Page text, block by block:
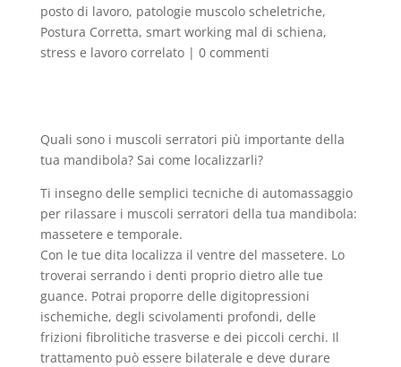
posto di lavoro, patologie muscolo scheletriche,
Postura Corretta, smart working mal di schiena,
stress e lavoro correlato| 0 commenti
Quali sono i muscoli serratori più importante della
tua mandibola? Sai come localizzarli?
Ti insegno delle semplici tecniche di automassaggio
per rilassare i muscoli serratori della tua mandibola:
massetere e temporale.
Con le tue dita localizza il ventre del massetere. Lo
troverai serrando i denti proprio dietro alle tue
guance. Potrai proporre delle digitopressioni
ischemiche, degli scivolamenti profondi, delle
frizioni fibrolitiche trasverse e dei piccoli cerchi. Il
trattamento può essere bilaterale e deve durare